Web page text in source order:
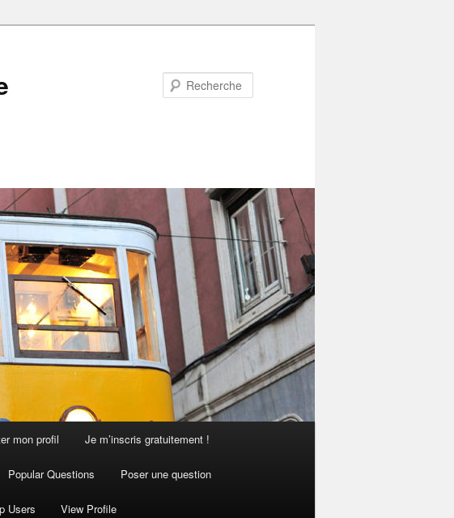
mon profil Je m’inscris gratuitement !
Popular Questions Poser une question
Users View Profile